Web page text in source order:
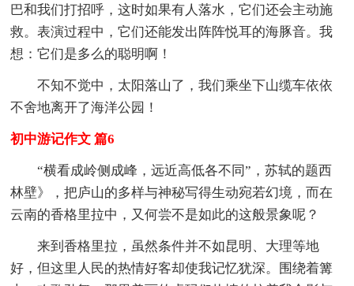
巴和我们打招呼，这时如果有人落水，它们还会主动施
救。表演过程中，它们还能发出阵阵悦耳的海豚音。我
想：它们是多么的聪明啊！
不知不觉中，太阳落山了，我们乘坐下山缆车依依
不舍地离开了海洋公园！
初中游记作文 篇6
“横看成岭侧成峰，远近高低各不同”，苏轼的题西
林壁》，把庐山的多样与神秘写得生动宛若幻境，而在
云南的香格里拉中，又何尝不是如此的这般景象呢？
来到香格里拉，虽然条件并不如昆明、大理等地
好，但这里人民的热情好客却使我记忆犹深。围绕着篝